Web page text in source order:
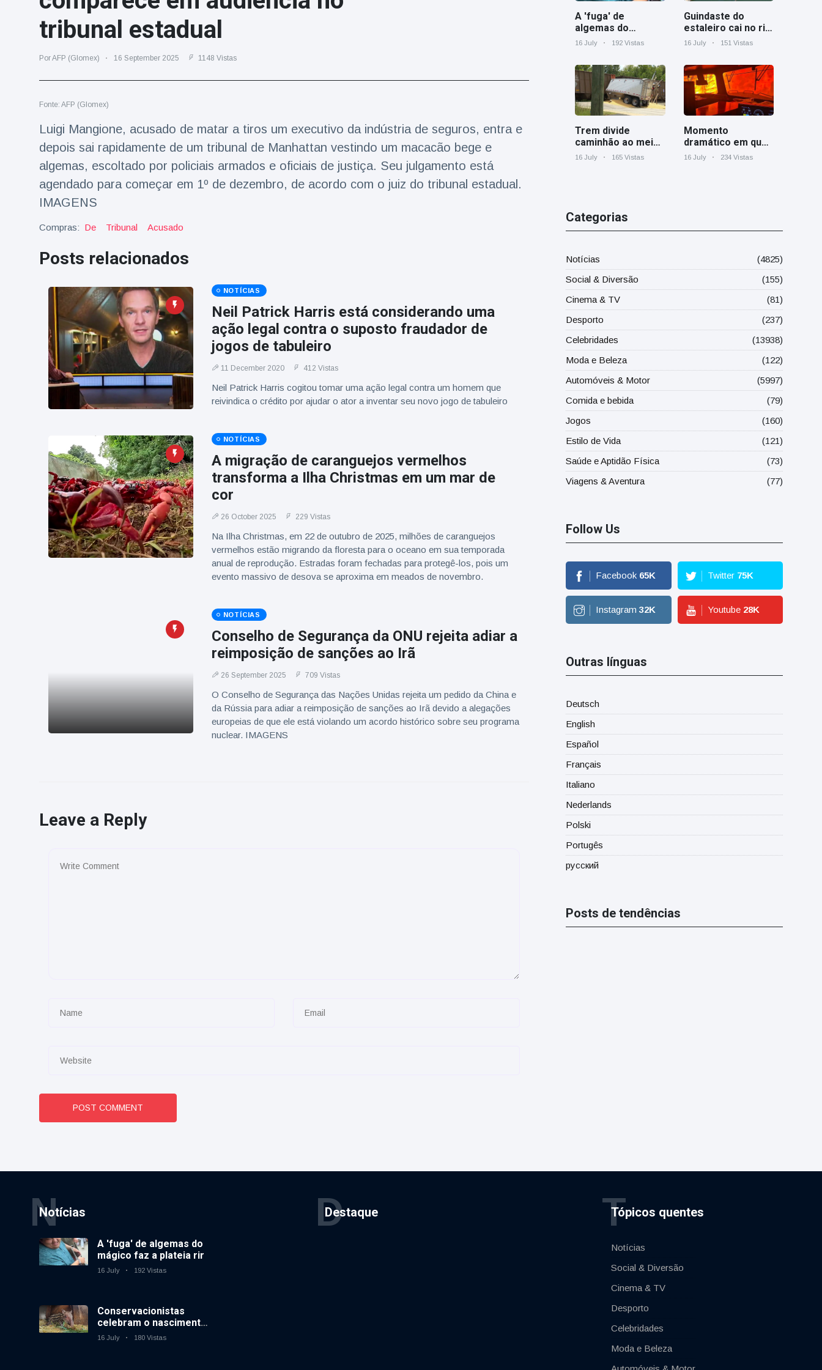
Viagens & Aventura
(77)
Notícias mais recentes
mágico faz a
Conservacionistas
celebram o
nascimento do
primeiro tapir de
baixas terras no
zoológico do
Reino Unido em 14
anos
16 July
preso após lançar
de um carro em
movimento
tribunal estadual
Por AFP (Glomex) 16 September 2025 1148 Vistas
Fonte: AFP (Glomex)
Luigi Mangione, acusado de matar a tiros um executivo da indústria de seguros, entra e
depois sai rapidamente de um tribunal de Manhattan vestindo um macacão bege e
algemas, escoltado por policiais armados e oficiais de justiça. Seu julgamento está
agendado para começar em 1º de dezembro, de acordo com o juiz do tribunal estadual.
IMAGENS
Compras: De Tribunal Acusado
Posts relacionados
NOTÍCIAS
Neil Patrick Harris está considerando uma
ação legal contra o suposto fraudador de
jogos de tabuleiro
11 December 2020 412 Vistas
Neil Patrick Harris cogitou tomar uma ação legal contra um homem que
reivindica o crédito por ajudar o ator a inventar seu novo jogo de tabuleiro
NOTÍCIAS
A migração de caranguejos vermelhos
transforma a Ilha Christmas em um mar de
cor
26 October 2025 229 Vistas
Na Ilha Christmas, em 22 de outubro de 2025, milhões de caranguejos
vermelhos estão migrando da floresta para o oceano em sua temporada
anual de reprodução. Estradas foram fechadas para protegê-los, pois um
evento massivo de desova se aproxima em meados de novembro.
NOTÍCIAS
Conselho de Segurança da ONU rejeita adiar a
reimposição de sanções ao Irã
26 September 2025 709 Vistas
O Conselho de Segurança das Nações Unidas rejeita um pedido da China e
da Rússia para adiar a reimposição de sanções ao Irã devido a alegações
europeias de que ele está violando um acordo histórico sobre seu programa
nuclear. IMAGENS
Leave a Reply
POST COMMENT
A 'fuga' de
algemas do
mágico faz a
16 July 192 Vistas
Guindaste do
estaleiro cai no rio
Cooper perto de
16 July 151 Vistas
Trem divide
caminhão ao meio
em cruzamento
16 July 165 Vistas
Momento
dramático em que
um trem de carga
16 July 234 Vistas
Categorias
Notícias
(4825)
Social & Diversão
(155)
Cinema & TV
(81)
Desporto
(237)
Celebridades
(13938)
Moda e Beleza
(122)
Automóveis & Motor
(5997)
Comida e bebida
(79)
Jogos
(160)
Estilo de Vida
(121)
Saúde e Aptidão Física
(73)
Viagens & Aventura
(77)
Follow Us
Facebook 65K Twitter 75K
Instagram 32K Youtube 28K
Outras línguas
Deutsch
English
Español
Français
Italiano
Nederlands
Polski
Portugês
русский
Posts de tendências
Notícias
N
A 'fuga' de algemas do
mágico faz a plateia rir
16 July 192 Vistas
Conservacionistas
celebram o nascimento
do primeiro tapir de
16 July 180 Vistas
Destaque
D Tópicos quentes
T
Notícias
Social & Diversão
Cinema & TV
Desporto
Celebridades
Moda e Beleza